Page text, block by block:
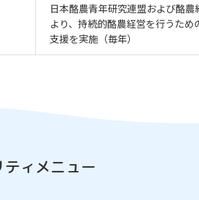
日本酪農青年研究連盟および酪
より、持続的酪農経営を行うた
支援を実施（毎年）
ィメニュー